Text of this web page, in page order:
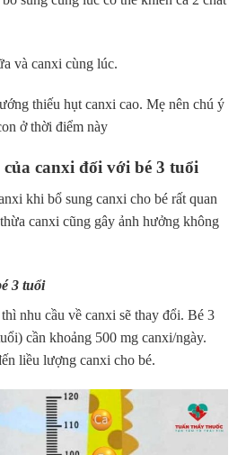
và canxi cùng lúc.
thiếu hụt canxi cao. Mẹ nên chú ý
ở thời điểm này
canxi đối với bé 3 tuổi
khi bổ sung canxi cho bé rất quan
canxi cũng gây ảnh hưởng không
3 tuổi
nhu cầu về canxi sẽ thay đổi. Bé 3
cần khoảng 500 mg canxi/ngày.
liều lượng canxi cho bé.